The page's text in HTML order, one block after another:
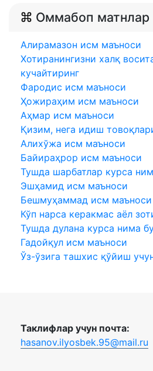
Оммабоп матнлар
Алирамазон исм маъноси
Хотиранингизни халқ
кучайтиринг
Фародис исм маъноси
Ҳожираҳим исм маъноси
Аҳмар исм маъноси
Қизим, нега идиш
Алихўжа исм маъноси
Байираҳрор исм маъноси
Тушда шарбатлар курса
Эшҳамид исм маъноси
Бешмуҳаммад исм маъноси
Кўп нарса керакмас аёл
Тушда дулана курса нима
Гадойқул исм маъноси
Ўз-ўзига ташхис қўйиш
Таклифлар учун почта:
hasanov.ilyosbek.95@mail.ru